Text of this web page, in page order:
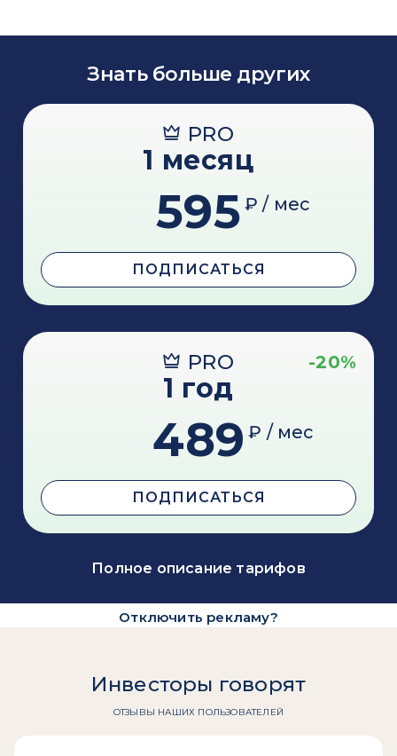
Знать больше других
PRO
1 месяц
595 ₽ / мес
ПОДПИСАТЬСЯ
PRO -20%
1 год
489 ₽ / мес
ПОДПИСАТЬСЯ
Полное описание тарифов
Отключить рекламу?
Инвесторы говорят
ОТЗЫВЫ НАШИХ ПОЛЬЗОВАТЕЛЕЙ